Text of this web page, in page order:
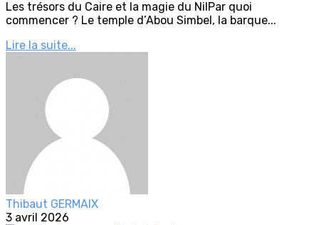
Les trésors du Caire et la magie du NilPar quoi
commencer ? Le temple d’Abou Simbel, la barque...
Lire la suite...
Thibaut GERMAIX
3 avril 2026